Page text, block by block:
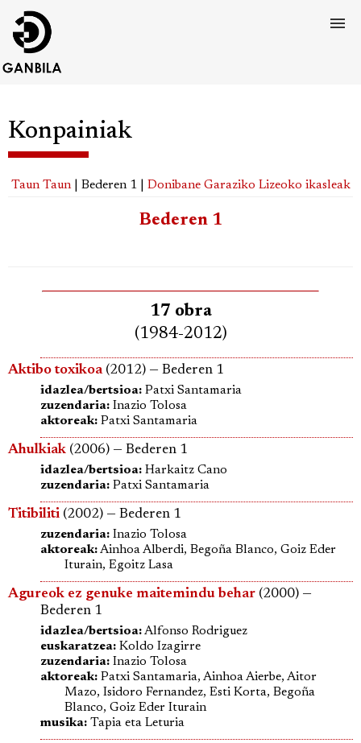
Konpainiak
Taun Taun| Bederen 1 | Donibane Garaziko Lizeoko ikasleak
Bederen 1
17 obra
(1984-2012)
Aktibo toxikoa(2012) — Bederen 1
idazlea/bertsioa: Patxi Santamaria
zuzendaria: Inazio Tolosa
aktoreak: Patxi Santamaria
Ahulkiak (2006) — Bederen 1
idazlea/bertsioa: Harkaitz Cano
zuzendaria: Patxi Santamaria
Titibiliti (2002) — Bederen 1
zuzendaria: Inazio Tolosa
aktoreak:Ainhoa Alberdi, Begoña Blanco, Goiz Eder
Iturain, Egoitz Lasa
Agureok ez genuke maitemindu behar (2000) —
Bederen 1
idazlea/bertsioa:Alfonso Rodriguez
euskaratzea: Koldo Izagirre
zuzendaria: Inazio Tolosa
aktoreak: Patxi Santamaria, Ainhoa Aierbe, Aitor
Mazo, Isidoro Fernandez, Esti Korta, Begoña
Blanco, Goiz Eder Iturain
musika: Tapia eta Leturia